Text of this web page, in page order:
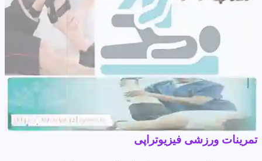
تمرینات ورزشی فیزیوتراپی